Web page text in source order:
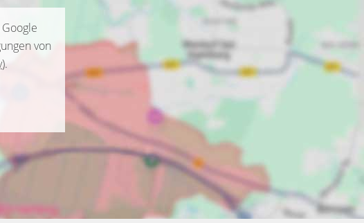
von
).